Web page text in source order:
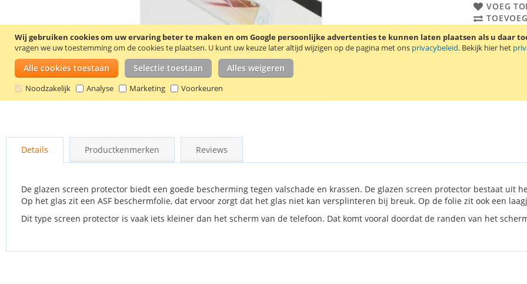
Wij gebruiken cookies om uw ervaring beter te maken en om Google persoonlijke advertenties te kunnen laten plaatsen als u daar
vragen we uw toestemming om de cookies te plaatsen. U kunt uw keuze later altijd wijzigen op de pagina met ons privacybeleid. Bekijk hier het
Alle cookies toestaan Selectie toestaan Alles weigeren
Noodzakelijk Analyse Marketing Voorkeuren
naar
afbeeldingen-
gallerij
VOEG
Screen
wordt
Details Productkenmerken Reviews
De glazen screen protector biedt een goede bescherming tegen valschade en krassen. De glazen screen protector bestaat uit
Op het glas zit een ASF beschermfolie, dat ervoor zorgt dat het glas niet kan versplinteren bij breuk. Op de folie zit ook een
Dit type screen protector is vaak iets kleiner dan het scherm van de telefoon. Dat komt vooral doordat de randen van het